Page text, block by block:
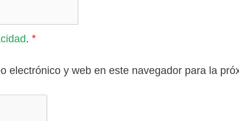
. *
electrónico y web en este navegador para la